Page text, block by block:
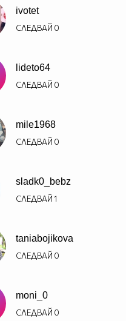
ivotet
СЛЕДВАЙ 0
lideto64
СЛЕДВАЙ 0
mile1968
СЛЕДВАЙ 0
sladk0_bebz
СЛЕДВАЙ1
taniabojikova
СЛЕДВАЙ 0
moni_0
СЛЕДВАЙ 0